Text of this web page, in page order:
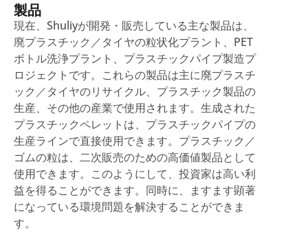
製品
現在、Shuliyが開発・販売している主な製品は、
廃プラスチック／タイヤの粒状化プラント、PET
ボトル洗浄プラント、プラスチックパイプ製造プ
ロジェクトです。これらの製品は主に廃プラスチ
ック／タイヤのリサイクル、プラスチック製品の
生産、その他の産業で使用されます。生成された
プラスチックペレットは、プラスチックパイプの
生産ラインで直接使用できます。プラスチック／
ゴムの粒は、二次販売のための高価値製品として
使用できます。このようにして、投資家は高い利
益を得ることができます。同時に、ますます顕著
になっている環境問題を解決することができま
す。